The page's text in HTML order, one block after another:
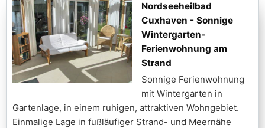
Nordseeheilbad
Cuxhaven - Sonnige
Wintergarten-
Ferienwohnung am
Strand
Sonnige Ferienwohnung
mit Wintergarten in
Gartenlage, in einem ruhigen, attraktiven Wohngebiet.
Einmalige Lage in fußläufiger Strand- und Meernähe